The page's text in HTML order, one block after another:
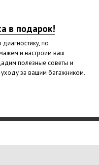
в подарок!
по
и настроим ваш
полезные советы и
за вашим багажником.